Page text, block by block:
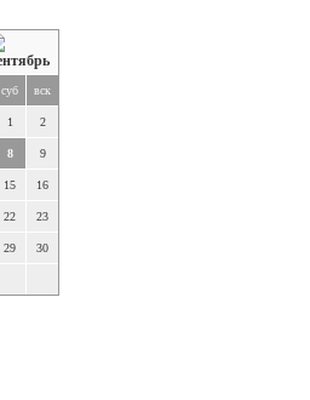
суб вск
1 2
8 9
15 16
22 23
29 30